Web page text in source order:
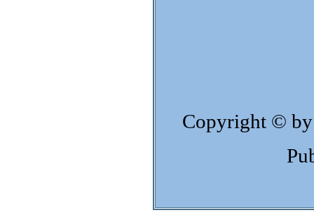
Copyright © by